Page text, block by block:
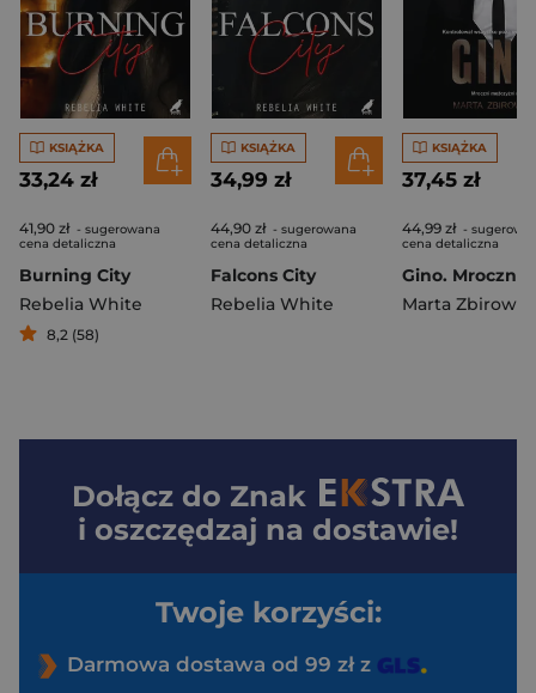
KSIĄŻKA
33,24 zł
41,90 zł - sugerowana
cena detaliczna
Burning City
Rebelia White
8,2 (58)
KSIĄŻKA
34,99 zł
44,90 zł - sugerowana
cena detaliczna
Falcons City
Rebelia White
KSIĄŻKA
37,45 zł
44,99 zł -
cena detaliczna
Marta
Dołącz do Znak
i oszczędzaj na dostawie!
Twoje korzyści:
Darmowa dostawa od 99 zł z